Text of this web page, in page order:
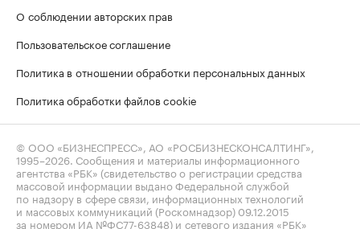
О соблюдении авторских прав
Пользовательское соглашение
Политика в отношении обработки персональных данных
Политика обработки файлов cookie
© ООО «БИЗНЕСПРЕСС», АО «РОСБИЗНЕСКОНСАЛТИНГ»,
1995–2026 . Сообщения и материалы информационного
агентства «РБК» (свидетельство о регистрации средства
массовой информации выдано Федеральной службой
по надзору в сфере связи, информационных технологий
и массовых коммуникаций (Роскомнадзор) 09.12.2015
за номером ИА №ФС77-63848) и сетевого издания «РБК»